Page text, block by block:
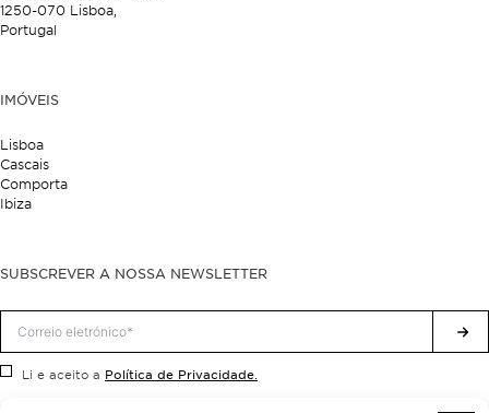
1250-070 Lisboa,
Portugal
IMÓVEIS
Lisboa
Cascais
Comporta
Ibiza
SUBSCREVER A NOSSA NEWSLETTER
Li e aceito a Política de Privacidade.